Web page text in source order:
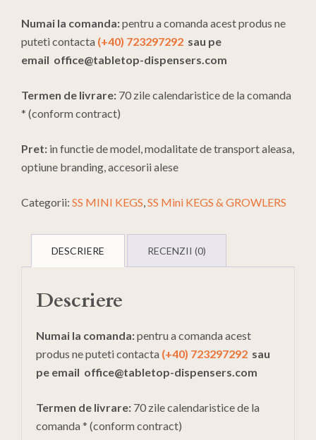
Numai la comanda:pentru a comanda acest produs ne
puteti contacta (+40) 723297292 sau pe
email office@tabletop-dispensers.com
Termen de livrare: 70 zile calendaristice de la comanda
* (conform contract)
Pret: in functie de model, modalitate de transport aleasa,
optiune branding, accesorii alese
Categorii: SS MINI KEGS,SS Mini KEGS & GROWLERS
DESCRIERE RECENZII (0)
Descriere
Numai la comanda:pentru a comanda acest
produs ne puteti contacta (+40) 723297292 sau
pe email office@tabletop-dispensers.com
Termen de livrare: 70 zile calendaristice de la
comanda * (conform contract)